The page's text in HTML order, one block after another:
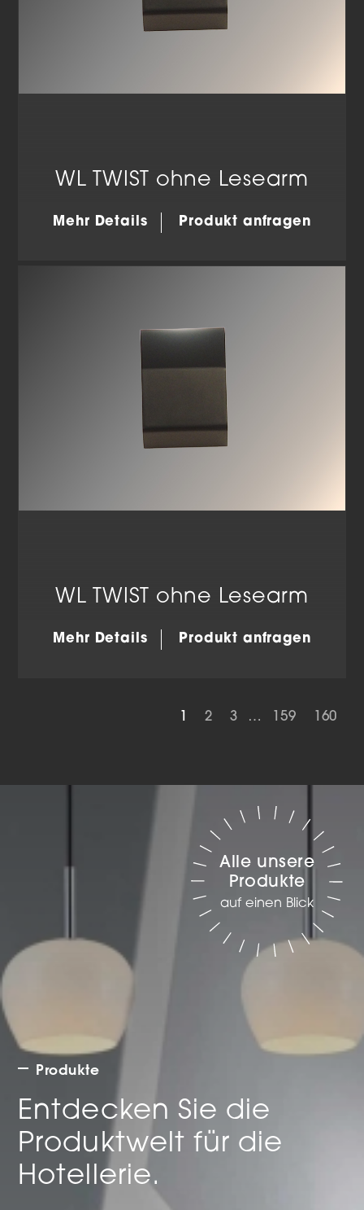
WL TWIST ohne Lesearm
Mehr Details Produkt anfragen
WL TWIST ohne Lesearm
Mehr Details Produkt anfragen
2 3 … 159 160
Produkte
Entdecken Sie die
Produktwelt für die
Hotellerie.
Alle unsere
Produkte
auf einen Blick